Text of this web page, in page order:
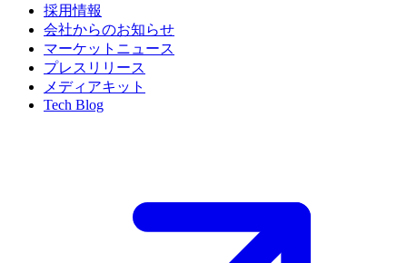
採用情報
会社からのお知らせ
マーケットニュース
プレスリリース
メディアキット
Tech Blog